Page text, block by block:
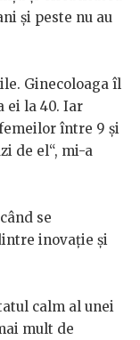
şi peste nu au
Ginecoloaga îl
ei la 40. Iar
între 9 și
de el“, mi-a
se
inovație și
calm al unei
mult de